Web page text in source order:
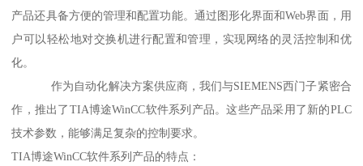
产品还具备方便的管理和配置功能。通过图形化界面和Web界面，用
户可以轻松地对交换机进行配置和管理，实现网络的灵活控制和优
化。
作为自动化解决方案供应商，我们与SIEMENS西门子紧密合
作，推出了TIA博途WinCC软件系列产品。这些产品采用了新的PLC
技术参数，能够满足复杂的控制要求。
TIA博途WinCC软件系列产品的特点：